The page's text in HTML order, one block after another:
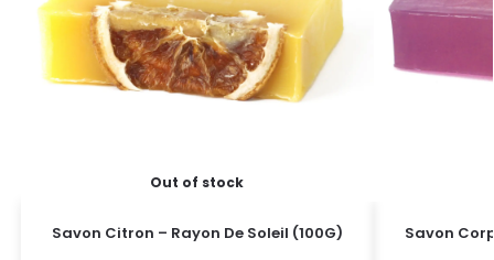
Out of stock
Savon Citron – Rayon De Soleil (100G) Savon